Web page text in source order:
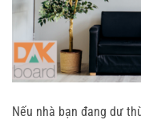
Nếu nhà bạn đang dư